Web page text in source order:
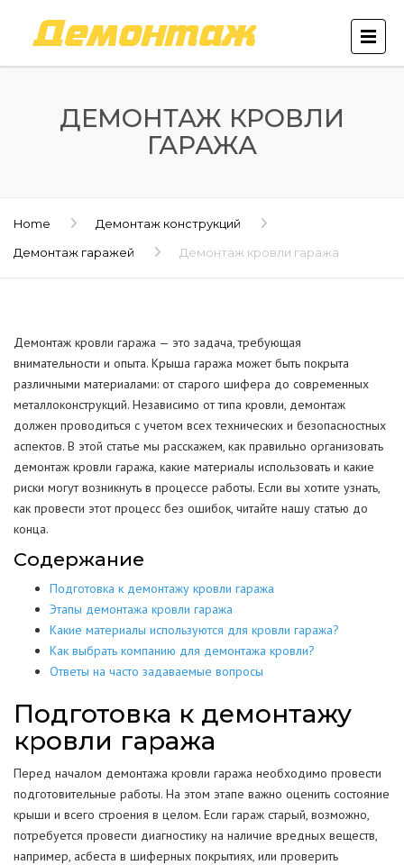
ДЕМОНТАЖ КРОВЛИ
ГАРАЖА
Home
Демонтаж конструкций
Демонтаж гаражей
Демонтаж кровли гаража
Демонтаж кровли гаража — это задача, требующая
внимательности и опыта. Крыша гаража может быть покрыта
различными материалами: от старого шифера до современных
металлоконструкций. Независимо от типа кровли, демонтаж
должен проводиться с учетом всех технических и безопасностных
аспектов. В этой статье мы расскажем, как правильно организовать
демонтаж кровли гаража, какие материалы использовать и какие
риски могут возникнуть в процессе работы. Если вы хотите узнать,
как провести этот процесс без ошибок, читайте нашу статью до
конца.
Содержание
Подготовка к демонтажу кровли гаража
Этапы демонтажа кровли гаража
Какие материалы используются для кровли гаража?
Как выбрать компанию для демонтажа кровли?
Ответы на часто задаваемые вопросы
Подготовка к демонтажу
кровли гаража
Перед началом демонтажа кровли гаража необходимо провести
подготовительные работы. На этом этапе важно оценить состояние
крыши и всего строения в целом. Если гараж старый, возможно,
потребуется провести диагностику на наличие вредных веществ,
например, асбеста в шиферных покрытиях, или проверить